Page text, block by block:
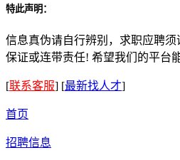
特此声明：
信息真伪请自行辨别，求职应聘须
保证或连带责任! 希望我们的平台
[联系客服] [最新找人才]
首页
招聘信息